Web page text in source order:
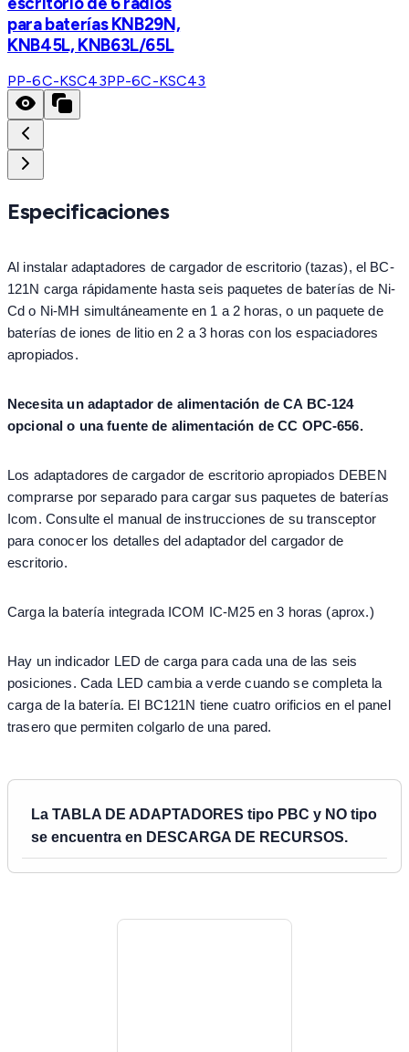
para baterías KNB29N,
KNB45L, KNB63L/65L
PP-6C-KSC43PP-6C-KSC43
Especificaciones
Al instalar adaptadores de cargador de escritorio (tazas), el BC-
121N carga rápidamente hasta seis paquetes de baterías de Ni-
Cd o Ni-MH simultáneamente en 1 a 2 horas, o un paquete de
baterías de iones de litio en 2 a 3 horas con los espaciadores
apropiados.
Necesita un adaptador de alimentación de CA BC-124
opcional o una fuente de alimentación de CC OPC-656.
Los adaptadores de cargador de escritorio apropiados DEBEN
comprarse por separado para cargar sus paquetes de baterías
Icom. Consulte el manual de instrucciones de su transceptor
para conocer los detalles del adaptador del cargador de
escritorio.
Carga la batería integrada ICOM IC-M25 en 3 horas (aprox.)
Hay un indicador LED de carga para cada una de las seis
posiciones. Cada LED cambia a verde cuando se completa la
carga de la batería. El BC121N tiene cuatro orificios en el panel
trasero que permiten colgarlo de una pared.
La TABLA DE ADAPTADORES tipo PBC y NO tipo
se encuentra en DESCARGA DE RECURSOS.